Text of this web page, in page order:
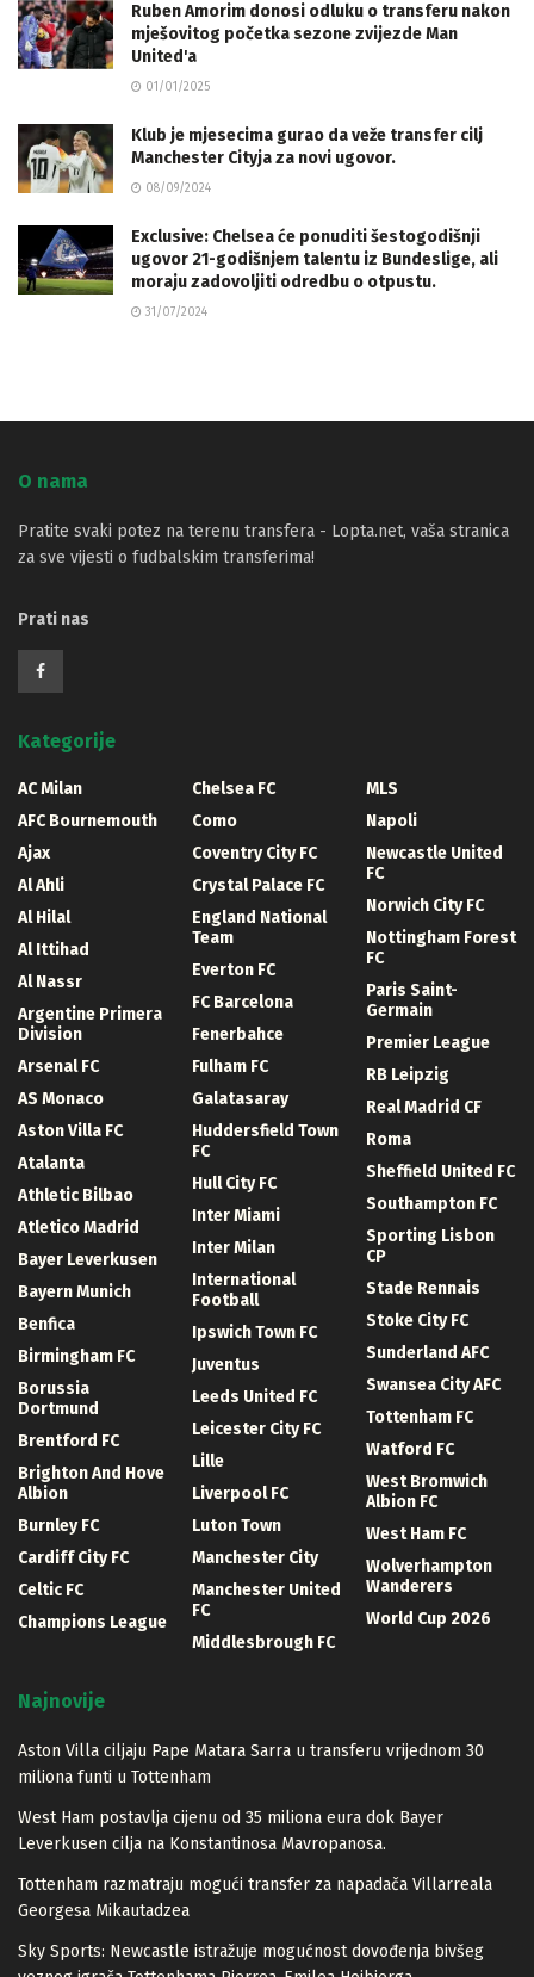
Ruben Amorim donosi odluku o transferu nakon
mješovitog početka sezone zvijezde Man
United'a
01/01/2025
Klub je mjesecima gurao da veže transfer cilj
Manchester Cityja za novi ugovor.
08/09/2024
Exclusive: Chelsea će ponuditi šestogodišnji
ugovor 21-godišnjem talentu iz Bundeslige, ali
moraju zadovoljiti odredbu o otpustu.
31/07/2024
O nama
Pratite svaki potez na terenu transfera - Lopta.net, vaša stranica
za sve vijesti o fudbalskim transferima!
Prati nas
Kategorije
AC Milan
AFC Bournemouth
Ajax
Al Ahli
Al Hilal
Al Ittihad
Al Nassr
Argentine Primera
Division
Arsenal FC
AS Monaco
Aston Villa FC
Atalanta
Athletic Bilbao
Atletico Madrid
Bayer Leverkusen
Bayern Munich
Benfica
Birmingham FC
Borussia
Dortmund
Brentford FC
Brighton And Hove
Albion
Burnley FC
Cardiff City FC
Celtic FC
Champions League
Chelsea FC
Como
Coventry City FC
Crystal Palace FC
England National
Team
Everton FC
FC Barcelona
Fenerbahce
Fulham FC
Galatasaray
Huddersfield Town
FC
Hull City FC
Inter Miami
Inter Milan
International
Football
Ipswich Town FC
Juventus
Leeds United FC
Leicester City FC
Lille
Liverpool FC
Luton Town
Manchester City
Manchester United
FC
Middlesbrough FC
MLS
Napoli
Newcastle United
FC
Norwich City FC
Nottingham Forest
FC
Paris Saint-
Germain
Premier League
RB Leipzig
Real Madrid CF
Roma
Sheffield United FC
Southampton FC
Sporting Lisbon
CP
Stade Rennais
Stoke City FC
Sunderland AFC
Swansea City AFC
Tottenham FC
Watford FC
West Bromwich
Albion FC
West Ham FC
Wolverhampton
Wanderers
World Cup 2026
Najnovije
Aston Villa ciljaju Pape Matara Sarra u transferu vrijednom 30
miliona funti u Tottenham
West Ham postavlja cijenu od 35 miliona eura dok Bayer
Leverkusen cilja na Konstantinosa Mavropanosa.
Tottenham razmatraju mogući transfer za napadača Villarreala
Georgesa Mikautadzea
Sky Sports: Newcastle istražuje mogućnost dovođenja bivšeg